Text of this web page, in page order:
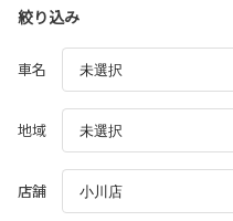
ハリアーは茨城トヨタから。
2026-07-29
コースター 一部改良
コースターが一部改良となりました。
コースターは茨城トヨタから。
絞り込み
車名
地域
店舗